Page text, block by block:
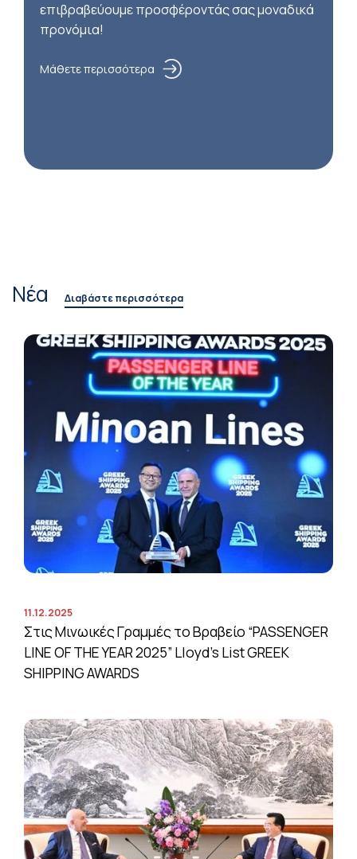
επιβραβεύουμε προσφέροντάς σας μοναδικά
προνόμια!
Μάθετε περισσότερα
Νέα Διαβάστε περισσότερα
11.12.2025
Στις Μινωικές Γραμμές το Βραβείο “PASSENGER
LINE OF THE YEAR 2025” Lloyd’s List GREEK
SHIPPING AWARDS